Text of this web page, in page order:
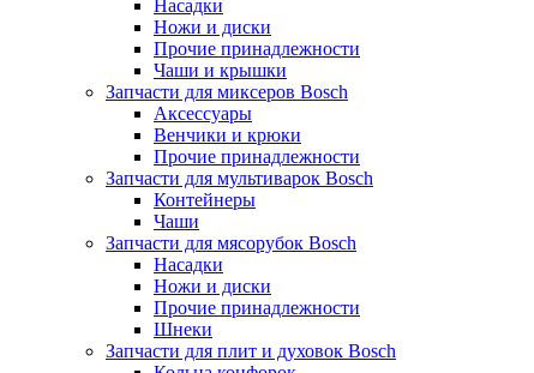
Насадки
Ножи и диски
Прочие принадлежности
Чаши и крышки
Запчасти для миксеров Bosch
Аксессуары
Венчики и крюки
Прочие принадлежности
Запчасти для мультиварок Bosch
Контейнеры
Чаши
Запчасти для мясорубок Bosch
Насадки
Ножи и диски
Прочие принадлежности
Шнеки
Запчасти для плит и духовок Bosch